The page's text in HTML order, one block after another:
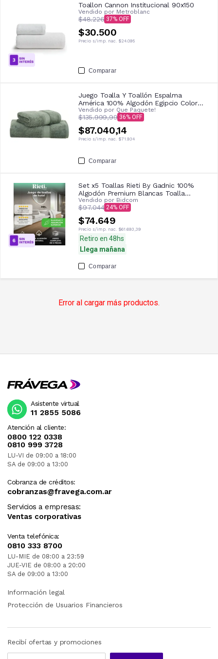
Toallon Cannon Institucional 90x150
Vendido por Metroblanc
$48.226 37
$30.500
Precio s/imp. nac. $24.095
Comparar
Juego Toalla Y Toallón Espalma
América 100% Algodón Egipcio Color
Jade
Vendido por Que Paquete!
$135.999,99 36
$87.040,14
Precio s/imp. nac. $71.934
Comparar
Set x5 Toallas Rieti By Gadnic 100%
Algodón Premium Blancas Toalla
Toallón Toalla De Piso
Vendido por Bidcom
$97.044 24
$74.649
Precio s/imp. nac. $61.693,39
Retiro en 48hs
Llega mañana
Comparar
Error al cargar más productos.
Atención al cliente:
0800 122 0338
0810 999 3728
LU-VI de 09:00 a 18:00
SA de 09:00 a 13:00
Cobranza de créditos:
cobranzas@fravega.com.ar
Servicios a empresas:
Ventas corporativas
Venta telefónica:
0810 333 8700
LU-MIE de 08:00 a 23:59
JUE-VIE de 08:00 a 20:00
SA de 09:00 a 13:00
Asistente virtual
11 2855 5086
Información legal
Protección de Usuarios Financieros
Recibí ofertas y promociones